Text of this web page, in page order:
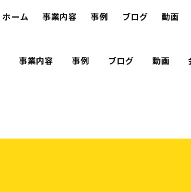
事業内容 事例 ブログ 動画
ホーム 事業内容 事例 ブログ 動画